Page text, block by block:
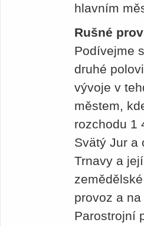
hlavním
Rušné
Podívejme
druhé
vývoje v
městem,
rozchodu 1
Svätý Jur a
Trnavy a
provoz a
Parostrojní